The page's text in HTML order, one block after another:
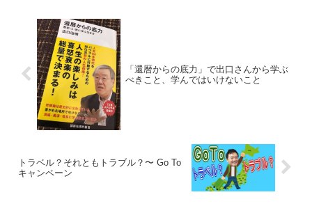
「還暦からの底力」で出口さんから学ぶ
べきこと、学んではいけないこと
トラベル？それともトラブル？〜 Go To
キャンペーン